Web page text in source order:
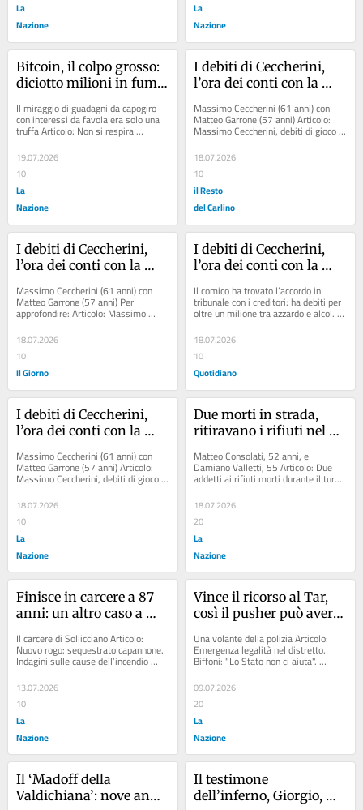
La
Nazione
La
Nazione
Bitcoin, il colpo grosso:
diciotto milioni in fumo,
Il miraggio di guadagni da capogiro
con interessi da favola era solo una
truffa Articolo: Non si respira
neanche di notte: caldo tropicale, le...
19.07.2026
10
La
Nazione
I debiti di Ceccherini,
l’ora dei conti con la
salvataggio dell’amico
(sotto omissis): la pista
Garrone
Massimo Ceccherini (61 anni) con
Matteo Garrone (57 anni) Articolo:
Massimo Ceccherini, debiti di gioco
per oltre un milione di euro. Lo salva
il...
18.07.2026
10
il Resto
del Carlino
I debiti di Ceccherini,
l’ora dei conti con la
salvataggio dell’amico
(sotto omissis): la pista
Garrone
Massimo Ceccherini (61 anni) con
Matteo Garrone (57 anni) Per
approfondire: Articolo: Massimo
Ceccherini, debiti di gioco per oltre
un...
18.07.2026
10
Il Giorno
I debiti di Ceccherini,
l’ora dei conti con la
salvataggio dell’amico
(sotto omissis): la pista
Garrone
Il comico ha trovato l’accordo in
tribunale con i creditori: ha debiti per
oltre un milione tra azzardo e alcol. Il
18.07.2026
10
Quotidiano
I debiti di Ceccherini,
l’ora dei conti con la
salvataggio dell’amico
(sotto omissis): la pista
Garrone
Massimo Ceccherini (61 anni) con
Matteo Garrone (57 anni) Articolo:
Massimo Ceccherini, debiti di gioco
per oltre un milione di euro. Lo salva
il...
18.07.2026
10
La
Nazione
Due morti in strada,
ritiravano i rifiuti nel
accertamenti
Matteo Consolati, 52 anni, e
Damiano Valletti, 55 Articolo: Due
addetti ai rifiuti morti durante il turno
del...
18.07.2026
20
La
Nazione
Finisce in carcere a 87
anni: un altro caso a
Il carcere di Sollicciano Articolo:
Nuovo rogo: sequestrato capannone.
Indagini sulle cause dell’incendio
Articolo: Sollicciano, sequestrate
sette...
13.07.2026
10
La
Nazione
Vince il ricorso al Tar,
così il pusher può avere
soggiorno: “La
condanna non è un
Una volante della polizia Articolo:
Emergenza legalità nel distretto.
Biffoni: "Lo Stato non ci aiuta".
09.07.2026
20
La
Nazione
Il ‘Madoff della
Valdichiana’: nove anni
Il testimone
dell’inferno, Giorgio,